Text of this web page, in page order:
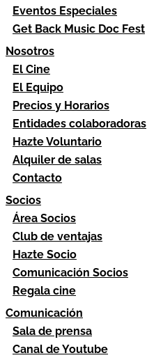
Eventos Especiales
Get Back Music Doc Fest
Nosotros
El Cine
El Equipo
Precios y Horarios
Entidades colaboradoras
Hazte Voluntario
Alquiler de salas
Contacto
Socios
Área Socios
Club de ventajas
Hazte Socio
Comunicación Socios
Regala cine
Comunicación
Sala de prensa
Canal de Youtube